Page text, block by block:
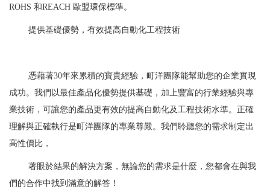
ROHS 和REACH 歐盟環保標準。
提供基礎優勢，有效提高自動化工程技術
憑藉著30年來累積的寶貴經驗，町洋團隊能幫助您的企業實現
成功。我們以最佳產品化優勢提供基礎，加上豐富的行業經驗與專
業技術，可讓您的產品更有效的提高自動化及工程技術水準。正確
理解與正確執行是町洋團隊的專業尊嚴。我們聆聽您的需求制定出
高性價比，
著眼於結果的解決方案，無論您的需求是什麼，您都會在與我
們的合作中找到滿意的解答！